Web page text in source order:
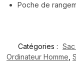
Poche de
Catégories :
Ordinateur Homme